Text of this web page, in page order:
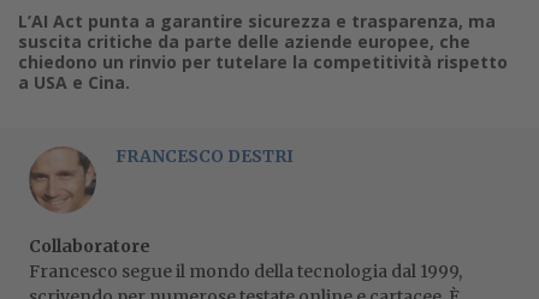
L’AI Act punta a garantire sicurezza e trasparenza, ma
suscita critiche da parte delle aziende europee, che
chiedono un rinvio per tutelare la competitività rispetto
a USA e Cina.
FRANCESCO DESTRI
Collaboratore
Francesco segue il mondo della tecnologia dal 1999,